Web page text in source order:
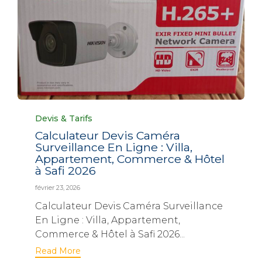
Category
Devis & Tarifs
Calculateur Devis Caméra
Surveillance En Ligne : Villa,
Appartement, Commerce & Hôtel
à Safi 2026
février 23, 2026
Calculateur Devis Caméra Surveillance
En Ligne : Villa, Appartement,
Commerce & Hôtel à Safi 2026...
Read More